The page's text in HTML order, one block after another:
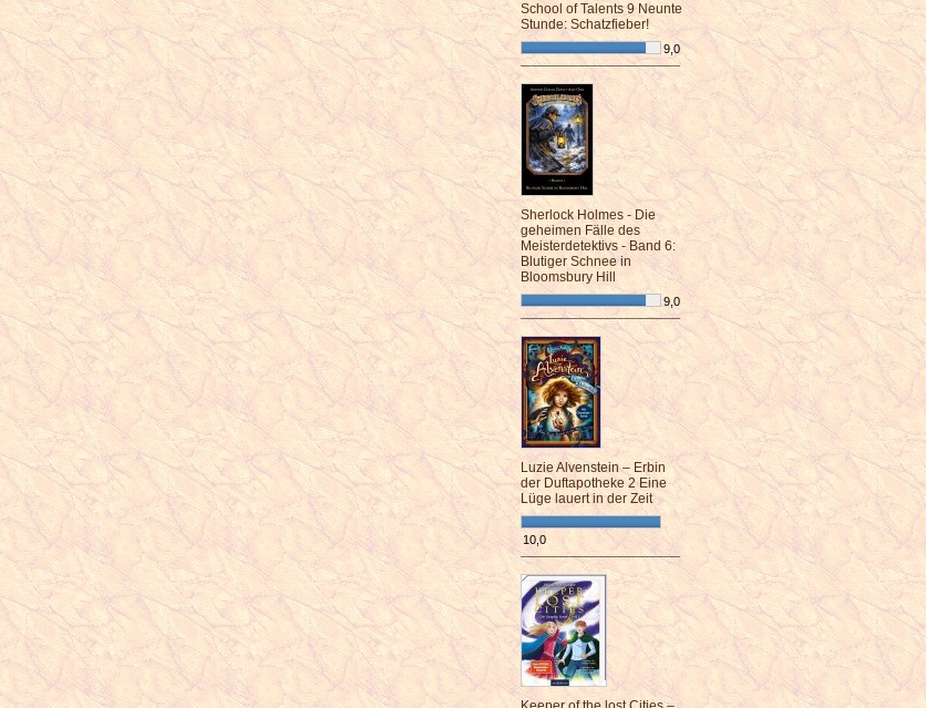
School of Talents 9 Neunte
Stunde: Schatzfieber!
9,0
¯¯¯¯¯¯¯¯¯¯¯¯¯¯¯¯¯¯¯¯¯¯¯¯
Sherlock Holmes - Die
geheimen Fälle des
Meisterdetektivs - Band 6:
Blutiger Schnee in
Bloomsbury Hill
9,0
¯¯¯¯¯¯¯¯¯¯¯¯¯¯¯¯¯¯¯¯¯¯¯¯
Luzie Alvenstein – Erbin
der Duftapotheke 2 Eine
Lüge lauert in der Zeit
10,0
¯¯¯¯¯¯¯¯¯¯¯¯¯¯¯¯¯¯¯¯¯¯¯¯